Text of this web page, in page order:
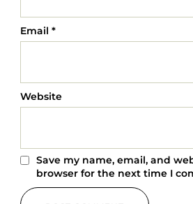
Email *
Website
Save my name, email, and
browser for the next time I